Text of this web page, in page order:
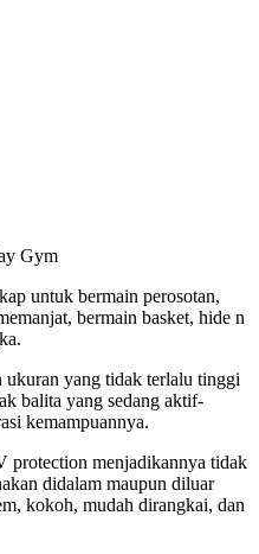
Gym
untuk bermain perosotan,
bermain basket, hide n
ukuran yang tidak terlalu tinggi
balita yang sedang aktif-
kemampuannya.
protection menjadikannya tidak
didalam maupun diluar
kokoh, mudah dirangkai, dan